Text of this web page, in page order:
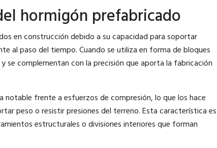
hormigón prefabricado
en construcción debido a su capacidad para soportar
al paso del tiempo. Cuando se utiliza en forma de bloques
se complementan con la precisión que aporta la fabricación
notable frente a esfuerzos de compresión, lo que los hace
peso o resistir presiones del terreno. Esta característica es
estructurales o divisiones interiores que forman